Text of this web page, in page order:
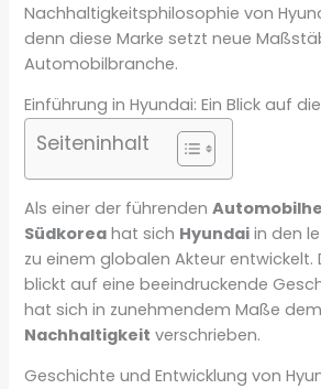
Nachhaltigkeitsphilosophie von
denn diese Marke setzt neue
Automobilbranche.
Einführung in Hyundai: Ein Blick auf
Seiteninhalt
Als einer der führenden
Südkorea hat sich Hyundai in den
zu einem globalen Akteur entwickelt.
blickt auf eine beeindruckende
hat sich in zunehmendem Maße
Nachhaltigkeit verschrieben.
Geschichte und Entwicklung von